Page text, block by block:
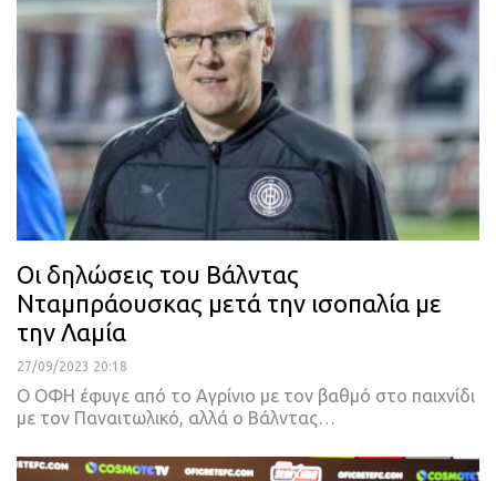
Οι δηλώσεις του Βάλντας
Νταμπράουσκας μετά την ισοπαλία με
την Λαμία
27/09/2023 20:18
Ο ΟΦΗ έφυγε από το Αγρίνιο με τον βαθμό στο παιχνίδι
με τον Παναιτωλικό, αλλά ο Βάλντας…